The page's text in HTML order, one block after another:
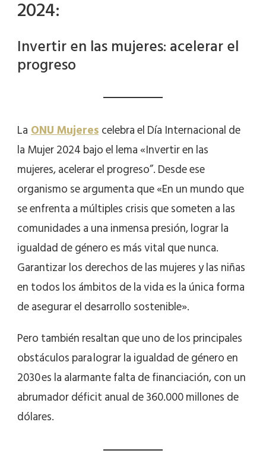
2024:
Invertir en las mujeres: acelerar el
progreso
LaONU Mujerescelebra el Día Internacional de
la Mujer 2024 bajo el lema «Invertir en las
mujeres, acelerar el progreso”. Desde ese
organismo se argumenta que «En un mundo que
se enfrenta a múltiples crisis que someten a las
comunidades a una inmensa presión, lograr la
igualdad de género es más vital que nunca.
Garantizar los derechos de las mujeres y las niñas
en todos los ámbitos de la vida es la única forma
de asegurar el desarrollo sostenible».
Pero también resaltan que uno de los principales
obstáculos para lograr la igualdad de género en
2030 es la alarmante falta de financiación, con un
abrumador déficit anual de 360.000 millones de
dólares.